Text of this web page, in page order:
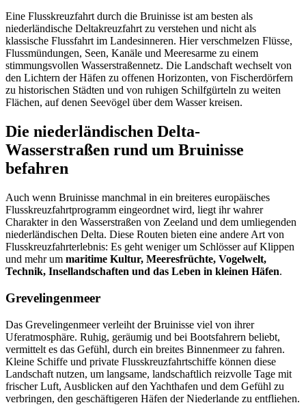
Eine Flusskreuzfahrt durch die Bruinisse ist am besten als
niederländische Deltakreuzfahrt zu verstehen und nicht als
klassische Flussfahrt im Landesinneren. Hier verschmelzen Flüsse,
Flussmündungen, Seen, Kanäle und Meeresarme zu einem
stimmungsvollen Wasserstraßennetz. Die Landschaft wechselt von
den Lichtern der Häfen zu offenen Horizonten, von Fischerdörfern
zu historischen Städten und von ruhigen Schilfgürteln zu weiten
Flächen, auf denen Seevögel über dem Wasser kreisen.
Die niederländischen Delta-
Wasserstraßen rund um Bruinisse
befahren
Auch wenn Bruinisse manchmal in ein breiteres europäisches
Flusskreuzfahrtprogramm eingeordnet wird, liegt ihr wahrer
Charakter in den Wasserstraßen von Zeeland und dem umliegenden
niederländischen Delta. Diese Routen bieten eine andere Art von
Flusskreuzfahrterlebnis: Es geht weniger um Schlösser auf Klippen
und mehr um maritime Kultur, Meeresfrüchte, Vogelwelt,
Technik, Insellandschaften und das Leben in kleinen Häfen.
Grevelingenmeer
Das Grevelingenmeer verleiht der Bruinisse viel von ihrer
Uferatmosphäre. Ruhig, geräumig und bei Bootsfahrern beliebt,
vermittelt es das Gefühl, durch ein breites Binnenmeer zu fahren.
Kleine Schiffe und private Flusskreuzfahrtschiffe können diese
Landschaft nutzen, um langsame, landschaftlich reizvolle Tage mit
frischer Luft, Ausblicken auf den Yachthafen und dem Gefühl zu
verbringen, den geschäftigeren Häfen der Niederlande zu entfliehen.